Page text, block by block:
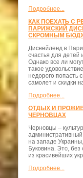
Подробнее...
КАК ПОЕХАТЬ С
ПАРИЖСКИЙ
СКРОМНЫМ
Диснейленд в
счастья для детей
Однако все ли
такое
недорого попасть
самолет и скидки
Подробнее...
ОТДЫХ И
ЧЕРНОВЦАХ
Черновцы –
на западе
Буковина. Это,
из красивейших
Подробнее...